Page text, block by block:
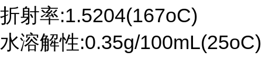
折射率:1.5204(167oC)
水溶解性:0.35g/100mL(25oC)